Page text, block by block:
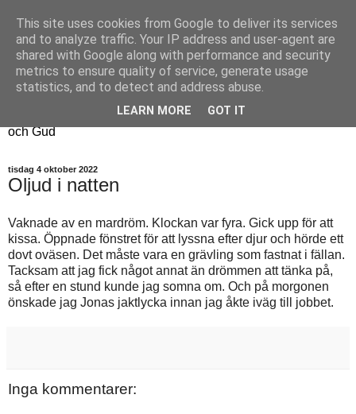
Fyren
Fyren finns för att sprida ljus i mörkret
För att påminna om guldkanterna i tillvaron
Här samsas jakt, hantverk, odling, och andra tankar om livet
och Gud
tisdag 4 oktober 2022
Oljud i natten
Vaknade av en mardröm. Klockan var fyra. Gick upp för att
kissa. Öppnade fönstret för att lyssna efter djur och hörde ett
dovt oväsen. Det måste vara en grävling som fastnat i fällan.
Tacksam att jag fick något annat än drömmen att tänka på,
så efter en stund kunde jag somna om. Och på morgonen
önskade jag Jonas jaktlycka innan jag åkte iväg till jobbet.
Inga kommentarer:
This site uses cookies from Google to deliver its services
and to analyze traffic. Your IP address and user-agent are
shared with Google along with performance and security
metrics to ensure quality of service, generate usage
statistics, and to detect and address abuse.
LEARN MORE GOT IT